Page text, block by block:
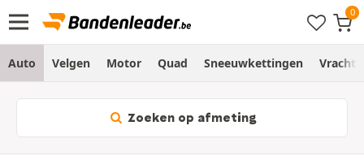
Auto Velgen Motor Quad Sneeuwkettingen
Zoeken op afmeting